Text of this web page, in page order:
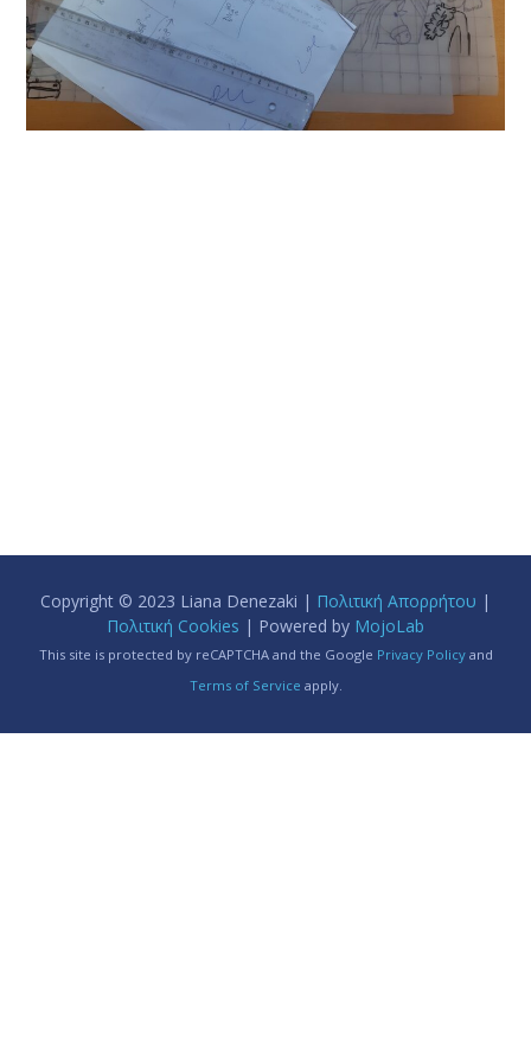
Copyright © 2023 Liana Denezaki | Πολιτική Απορρήτου |
Πολιτική Cookies | Powered by MojoLab
This site is protected by reCAPTCHA and the Google Privacy Policyand
Terms of Service apply.